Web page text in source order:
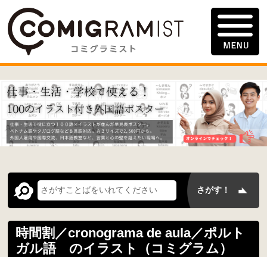
時間割／cronograma de aula／ポルト
ガル語 のイラスト（コミグラム）